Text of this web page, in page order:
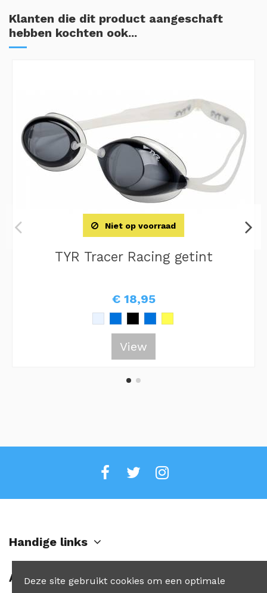
Klanten die dit product aangeschaft
hebben kochten ook...
Niet op voorraad
TYR Tracer Racing getint
€ 18,95
View
Handige links
Account
Deze site gebruikt cookies om een optimale